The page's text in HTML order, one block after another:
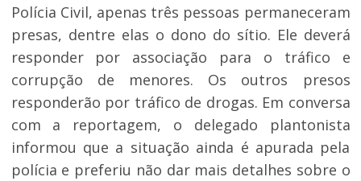
Polícia Civil, apenas três pessoas permaneceram
presas, dentre elas o dono do sítio. Ele deverá
responder por associação para o tráfico e
corrupção de menores. Os outros presos
responderão por tráfico de drogas. Em conversa
com a reportagem, o delegado plantonista
informou que a situação ainda é apurada pela
polícia e preferiu não dar mais detalhes sobre o